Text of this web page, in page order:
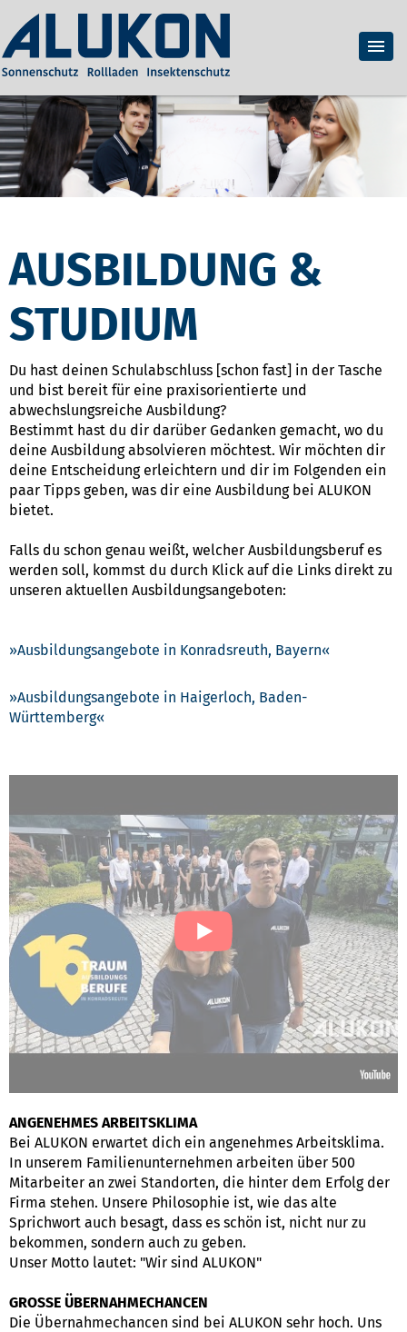
AUSBILDUNG &
STUDIUM
Du hast deinen Schulabschluss [schon fast] in der Tasche
und bist bereit für eine praxisorientierte und
abwechslungsreiche Ausbildung?
Bestimmt hast du dir darüber Gedanken gemacht, wo du
deine Ausbildung absolvieren möchtest. Wir möchten dir
deine Entscheidung erleichtern und dir im Folgenden ein
paar Tipps geben, was dir eine Ausbildung bei ALUKON
bietet.
Falls du schon genau weißt, welcher Ausbildungsberuf es
werden soll, kommst du durch Klick auf die Links direkt zu
unseren aktuellen Ausbildungsangeboten:
Ausbildungsangebote in Konradsreuth, Bayern
Ausbildungsangebote in Haigerloch, Baden-
Württemberg
ANGENEHMES ARBEITSKLIMA
Bei ALUKON erwartet dich ein angenehmes Arbeitsklima.
In unserem Familienunternehmen arbeiten über 500
Mitarbeiter an zwei Standorten, die hinter dem Erfolg der
Firma stehen. Unsere Philosophie ist, wie das alte
Sprichwort auch besagt, dass es schön ist, nicht nur zu
bekommen, sondern auch zu geben.
Unser Motto lautet: "Wir sind ALUKON"
GROSSE ÜBERNAHMECHANCEN
Die Übernahmechancen sind bei ALUKON sehr hoch. Uns